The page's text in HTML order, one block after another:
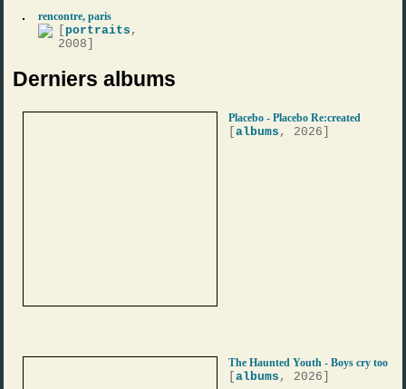
rencontre, paris
portraits ,
2008]
Derniers albums
Placebo - Placebo Re:created
[albums , 2026]
The Haunted Youth - Boys cry too
[albums , 2026]